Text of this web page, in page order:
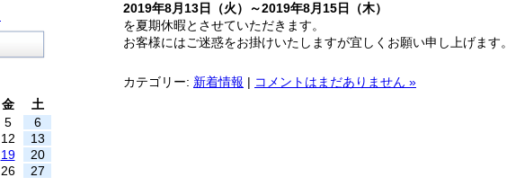
2019年8月13日（火）～2019年8月15日（木）
を夏期休暇とさせていただきます。
お客様にはご迷惑をお掛けいたしますが宜しくお願い申し上げます。
カテゴリー: 新着情報 | コメントはまだありません »
金
土
5
6
12
13
19
20
26
27